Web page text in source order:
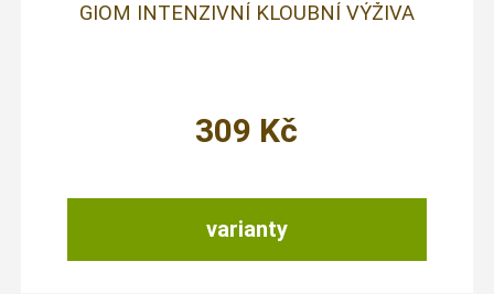
GIOM INTENZIVNÍ KLOUBNÍ VÝŽIVA
varianty
309 Kč